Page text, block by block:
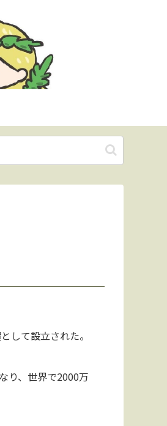
して設立された。
り、世界で2000万